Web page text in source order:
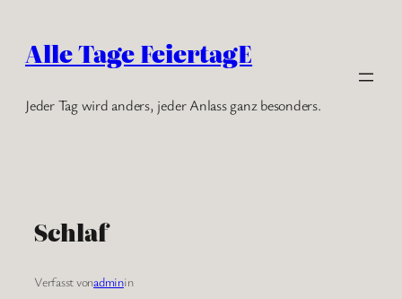
Inhalt
springen
Alle Tage FeiertagE
Jeder Tag wird anders, jeder Anlass ganz besonders.
Schlaf
Verfasst vonadminin